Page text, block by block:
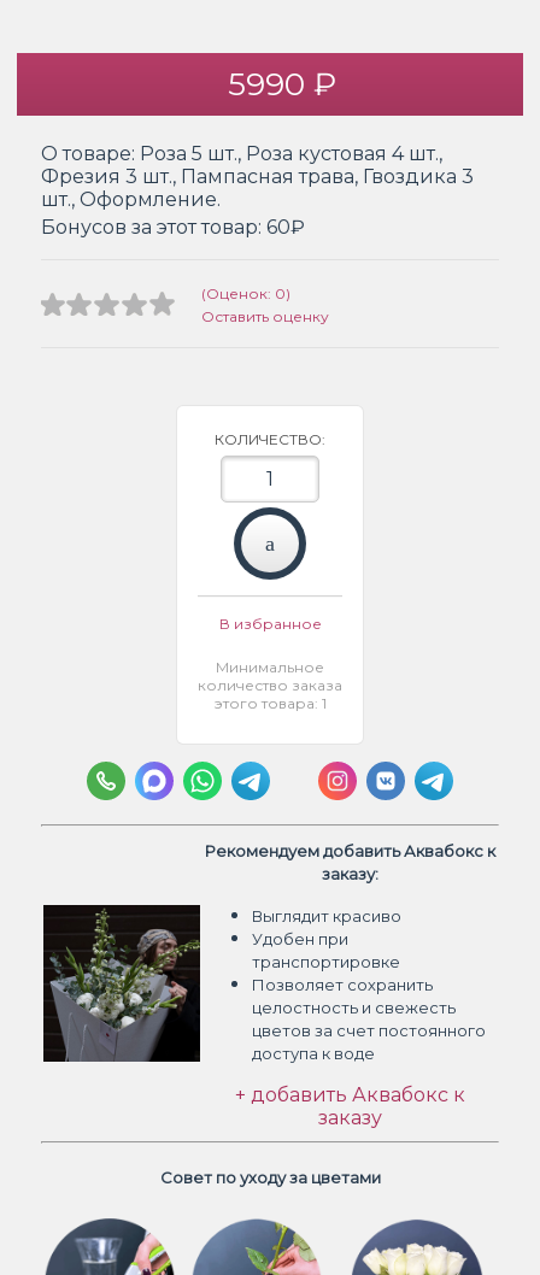
5990 ₽
О товаре: Роза 5 шт., Роза кустовая 4 шт.,
Фрезия 3 шт., Пампасная трава, Гвоздика 3
шт., Оформление.
Бонусов за этот товар: 60₽
(Оценок: 0)
Оставить оценку
КОЛИЧЕСТВО:
В избранное
Минимальное
количество заказа
этого товара: 1
Рекомендуем добавить Аквабокс к
заказу:
Выглядит красиво
Удобен при
транспортировке
Позволяет сохранить
целостность и свежесть
цветов за счет постоянного
доступа к воде
+ добавить Аквабокс к
заказу
Совет по уходу за цветами